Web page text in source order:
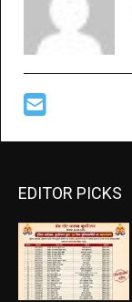
EDITOR PICKS